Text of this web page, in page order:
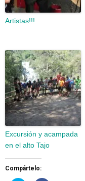
Artistas!!!
Excursión y acampada
en el alto Tajo
Compártelo: